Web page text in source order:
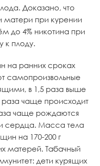
Доказано, что
матери при курении
до 4% никотина при
к плоду.
на ранних сроках
самопроизвольные
в 1,5 раза выше
раза чаще происходит
чаще рождаются
сердца. Масса тела
на 170-200 г
матерей. Табачный
дети курящих